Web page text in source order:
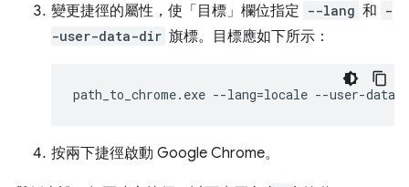
變更捷徑的屬性，使「目標」欄位指定 --lang 和 -
-user-data-dir 旗標。目標應如下所示：
按兩下捷徑啟動 Google Chrome。